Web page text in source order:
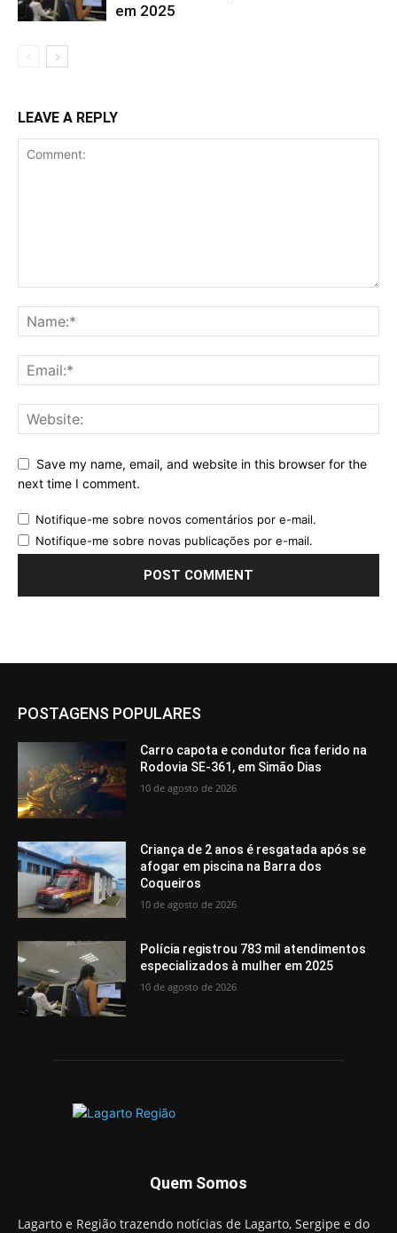
em 2025
LEAVE A REPLY
Save my name, email, and website in this browser for the
next time I comment.
Notifique-me sobre novos comentários por e-mail.
Notifique-me sobre novas publicações por e-mail.
POSTAGENS POPULARES
Carro capota e condutor fica ferido na
Rodovia SE-361, em Simão Dias
10 de agosto de 2026
Criança de 2 anos é resgatada após se
afogar em piscina na Barra dos
Coqueiros
10 de agosto de 2026
Polícia registrou 783 mil atendimentos
especializados à mulher em 2025
10 de agosto de 2026
Quem Somos
Lagarto e Região trazendo notícias de Lagarto, Sergipe e do